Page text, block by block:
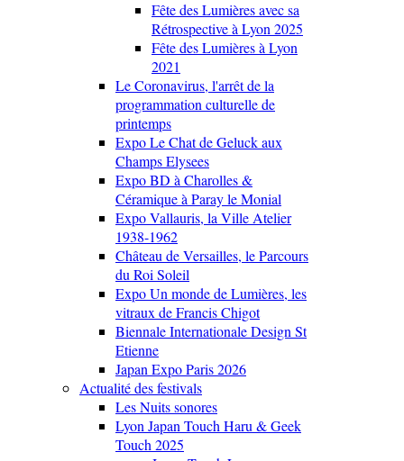
Fête des Lumières avec sa
Rétrospective à Lyon 2025
Fête des Lumières à Lyon
2021
Le Coronavirus, l'arrêt de la
programmation culturelle de
printemps
Expo Le Chat de Geluck aux
Champs Elysees
Expo BD à Charolles &
Céramique à Paray le Monial
Expo Vallauris, la Ville Atelier
1938-1962
Château de Versailles, le Parcours
du Roi Soleil
Expo Un monde de Lumières, les
vitraux de Francis Chigot
Biennale Internationale Design St
Etienne
Japan Expo Paris 2026
Actualité des festivals
Les Nuits sonores
Lyon Japan Touch Haru & Geek
Touch 2025